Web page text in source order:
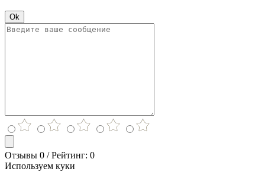
Ok
Отзывы 0 / Рейтинг: 0
Используем куки